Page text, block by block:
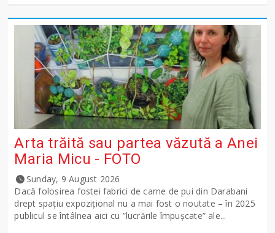
Arta trăită sau partea văzută a Anei
Maria Micu - FOTO
Sunday, 9 August 2026
Dacă folosirea fostei fabrici de carne de pui din Darabani
drept spațiu expozițional nu a mai fost o noutate – în 2025
publicul se întâlnea aici cu ”lucrările împușcate” ale...